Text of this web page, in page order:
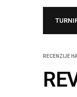
RECENZIJE